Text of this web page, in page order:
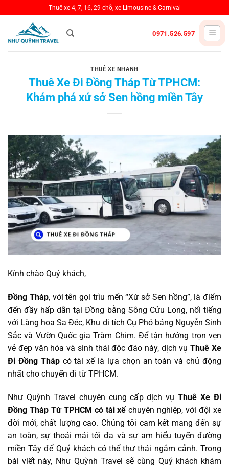
qua
dung
Thuê xe 4, 7, 16, 29 chỗ, xe Limousine & Carnival
0971.526.597
THUÊ XE NHANH
Thuê Xe Đi Đồng Tháp Từ TPHCM:
Khám phá xứ sở Sen hồng miền Tây
Kính chào Quý khách,
Đồng Tháp, với tên gọi trìu mến “Xứ sở Sen hồng”, là điểm
đến đầy hấp dẫn tại Đồng bằng Sông Cửu Long, nổi tiếng
với Làng hoa Sa Đéc, Khu di tích Cụ Phó bảng Nguyễn Sinh
Sắc và Vườn Quốc gia Tràm Chim. Để tận hưởng trọn vẹn
vẻ đẹp văn hóa và sinh thái độc đáo này, dịch vụThuê Xe
Đi Đồng Thápcó tài xế là lựa chọn an toàn và chủ động
nhất cho chuyến đi từ TPHCM.
Như Quỳnh Travel chuyên cung cấp dịch vụThuê Xe Đi
Đồng Tháp Từ TPHCM có tài xếchuyên nghiệp, với đội xe
đời mới, chất lượng cao. Chúng tôi cam kết mang đến sự
an toàn, sự thoải mái tối đa và sự am hiểu tuyến đường
miền Tây để Quý khách có thể thư thái ngắm cảnh. Trong
bài viết này, Như Quỳnh Travel sẽ cùng Quý khách khám